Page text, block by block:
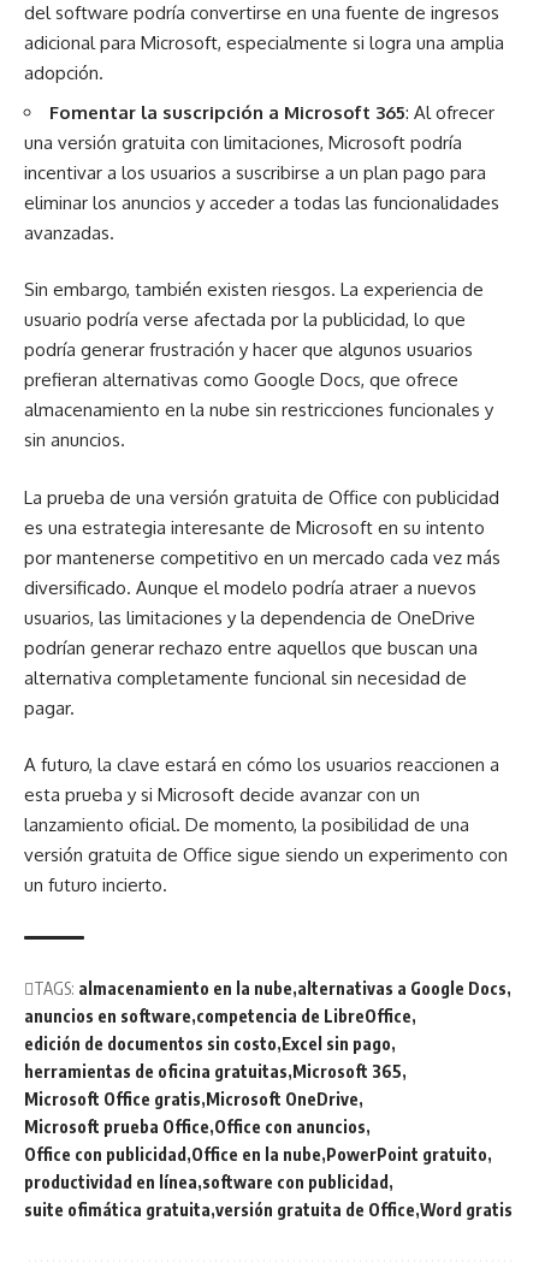
del software podría convertirse en una fuente de ingresos
adicional para Microsoft, especialmente si logra una amplia
adopción.
Fomentar la suscripción a Microsoft 365: Al ofrecer
una versión gratuita con limitaciones, Microsoft podría
incentivar a los usuarios a suscribirse a un plan pago para
eliminar los anuncios y acceder a todas las funcionalidades
avanzadas.
Sin embargo, también existen riesgos. La experiencia de
usuario podría verse afectada por la publicidad, lo que
podría generar frustración y hacer que algunos usuarios
prefieran alternativas como Google Docs, que ofrece
almacenamiento en la nube sin restricciones funcionales y
sin anuncios.
La prueba de una versión gratuita de Office con publicidad
es una estrategia interesante de Microsoft en su intento
por mantenerse competitivo en un mercado cada vez más
diversificado. Aunque el modelo podría atraer a nuevos
usuarios, las limitaciones y la dependencia de OneDrive
podrían generar rechazo entre aquellos que buscan una
alternativa completamente funcional sin necesidad de
pagar.
A futuro, la clave estará en cómo los usuarios reaccionen a
esta prueba y si Microsoft decide avanzar con un
lanzamiento oficial. De momento, la posibilidad de una
versión gratuita de Office sigue siendo un experimento con
un futuro incierto.
TAGS: almacenamiento en la nube alternativas a Google Docs
anuncios en software competencia de LibreOffice
edición de documentos sin costo Excel sin pago
herramientas de oficina gratuitas Microsoft 365
Microsoft Office gratis Microsoft OneDrive
Microsoft prueba Office Office con anuncios
Office con publicidad Office en la nube PowerPoint gratuito
productividad en línea software con publicidad
suite ofimática gratuita versión gratuita de Office Word gratis